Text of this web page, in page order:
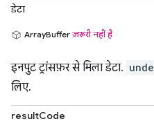
डेटा
ArrayBufferज़रूरी नहीं है
इनपुट ट्रांसफ़र से मिला डेटा.
लिए.
resultCode